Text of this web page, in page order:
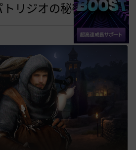
リジオの秘密商店
共有する